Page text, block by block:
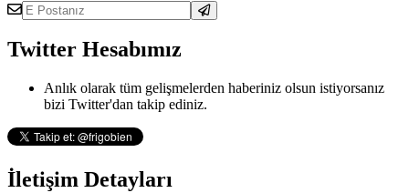
Twitter Hesabımız
Anlık olarak tüm gelişmelerden haberiniz olsun istiyorsanız
bizi Twitter'dan takip ediniz.
İletişim Detayları